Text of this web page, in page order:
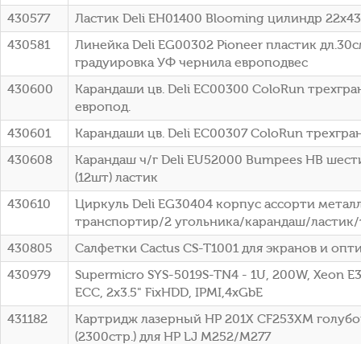
430577
Ластик Deli EH01400 Blooming цилиндр
430581
Линейка Deli EG00302 Pioneer пластик
градуировка УФ чернила европодвес
430600
Карандаши цв. Deli EC00300 ColoRun
европод.
430601
Карандаши цв. Deli EC00307 ColoRun
430608
Карандаш ч/г Deli EU52000 Bumpees HB
(12шт) ластик
430610
Циркуль Deli EG30404 корпус ассорти
транспортир/2 угольника/карандаш/
430805
Салфетки Cactus CS-T1001 для экранов и
430979
Supermicro SYS-5019S-TN4 - 1U, 200W, Xeon
ECC, 2x3.5" FixHDD, IPMI,4xGbE
431182
Картридж лазерный HP 201X CF253XM
(2300стр.) для HP LJ M252/M277